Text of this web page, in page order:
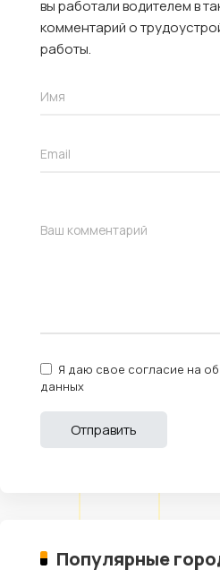
вы работали водителем в
комментарий о
работы.
Я даю свое согласие на
данных
Популярные